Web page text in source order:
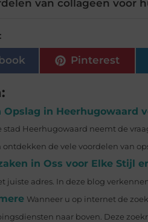
van collageen voor
Pinterest
in Heerhugowaard
stad Heerhugowaard neemt de
de vele voordelen van
in Oss voor Elke Stijl
adres. In deze blog
Wanneer u op internet de
naar boven. Deze